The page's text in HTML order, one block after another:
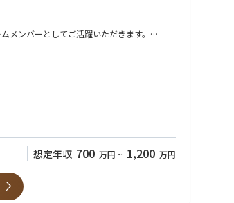
メンバーとしてご活躍いただきます。
客様の課題を解決します。
客と密に関わり、顧客の問題を解決するた
想定年収 700 万円 ~ 1,200 万円